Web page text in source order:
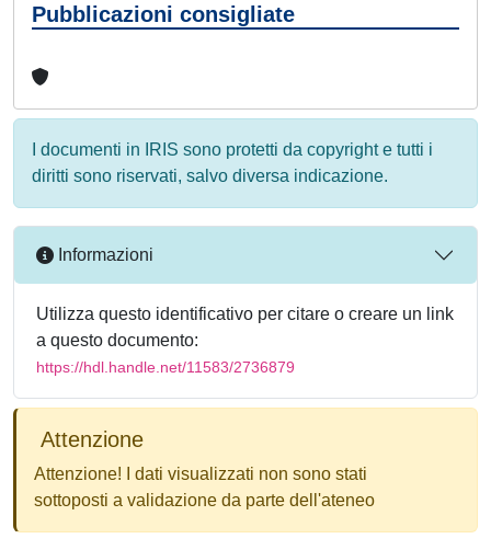
Pubblicazioni consigliate
I documenti in IRIS sono protetti da copyright e tutti i
diritti sono riservati, salvo diversa indicazione.
Informazioni
Utilizza questo identificativo per citare o creare un link
a questo documento:
https://hdl.handle.net/11583/2736879
Attenzione
Attenzione! I dati visualizzati non sono stati
sottoposti a validazione da parte dell'ateneo